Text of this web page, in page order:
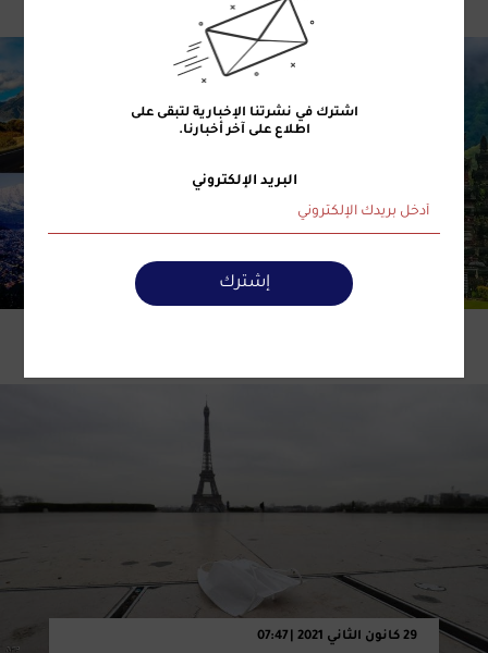
29 كانون الثاني 2021 | 07:47
اشترك في نشرتنا الإخبارية لتبقى على
اطلاع على آخر أخبارنا.
البريد الإلكتروني
إشترك